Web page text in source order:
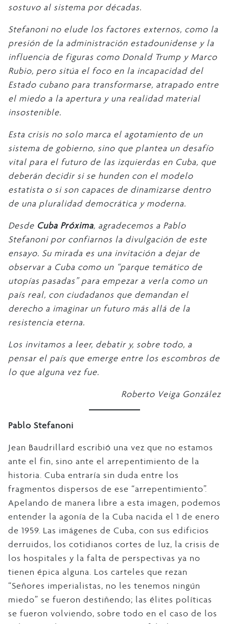
sostuvo al sistema por décadas.
Stefanoni no elude los factores externos, como la
presión de la administración estadounidense y la
influencia de figuras como Donald Trump y Marco
Rubio, pero sitúa el foco en la incapacidad del
Estado cubano para transformarse, atrapado entre
el miedo a la apertura y una realidad material
insostenible.
Esta crisis no solo marca el agotamiento de un
sistema de gobierno, sino que plantea un desafío
vital para el futuro de las izquierdas en Cuba, que
deberán decidir si se hunden con el modelo
estatista o si son capaces de dinamizarse dentro
de una pluralidad democrática y moderna.
Desde Cuba Próxima, agradecemos a Pablo
Stefanoni por confiarnos la divulgación de este
ensayo. Su mirada es una invitación a dejar de
observar a Cuba como un “parque temático de
utopías pasadas” para empezar a verla como un
país real, con ciudadanos que demandan el
derecho a imaginar un futuro más allá de la
resistencia eterna.
Los invitamos a leer, debatir y, sobre todo, a
pensar el país que emerge entre los escombros de
lo que alguna vez fue.
Roberto Veiga González
Pablo Stefanoni
Jean Baudrillard escribió una vez que no estamos
ante el fin, sino ante el arrepentimiento de la
historia. Cuba entraría sin duda entre los
fragmentos dispersos de ese “arrepentimiento”.
Apelando de manera libre a esta imagen, podemos
entender la agonía de la Cuba nacida el 1 de enero
de 1959. Las imágenes de Cuba, con sus edificios
derruidos, los cotidianos cortes de luz, la crisis de
los hospitales y la falta de perspectivas ya no
tienen épica alguna. Los carteles que rezan
“Señores imperialistas, no les tenemos ningún
miedo” se fueron destiñendo; las élites políticas
se fueron volviendo, sobre todo en el caso de los